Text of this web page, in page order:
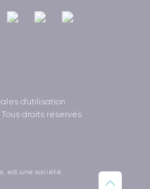
d'utilisation
droits réservés
est une société